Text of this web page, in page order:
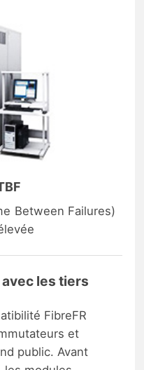
Between Failures)
les tiers
FibreFR
et
public. Avant